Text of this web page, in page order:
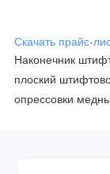
Скачать прайс-
Наконечник
плоский
опрессовки